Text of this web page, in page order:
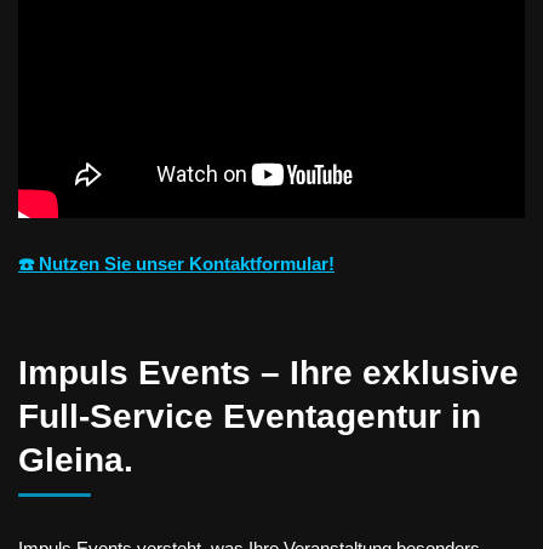
☎️ Nutzen Sie unser Kontaktformular!
Impuls Events – Ihre exklusive
Full-Service Eventagentur in
Gleina.